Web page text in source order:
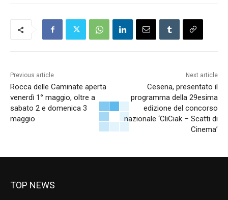
Previous article
Rocca delle Caminate aperta
venerdì 1° maggio, oltre a
sabato 2 e domenica 3
maggio
Next article
Cesena, presentato il
programma della 29esima
edizione del concorso
nazionale ‘CliCiak – Scatti di
Cinema’
TOP NEWS